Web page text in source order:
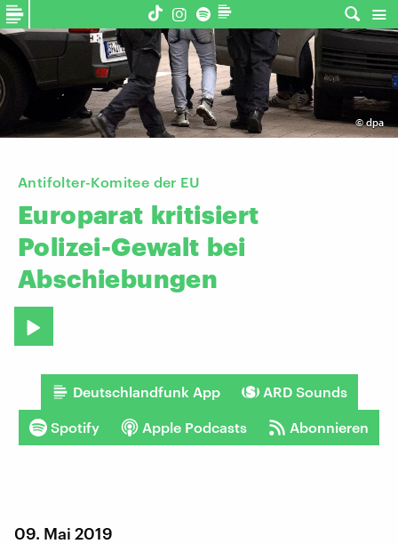
©dpa
Antifolter-Komitee der EU
Europarat kritisiert
Polizei-Gewalt bei
Abschiebungen
Deutschlandfunk App ARD Sounds
Spotify Apple Podcasts Abonnieren
09. Mai 2019